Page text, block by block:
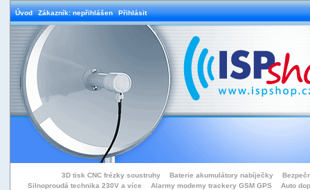
Úvod Zákazník: nepřihlášen Přihlásit
3D tisk CNC frézky soustruhy Baterie akumulátory nabíječky
Silnoproudá technika 230V a více
Alarmy modemy trackery GSM GPS
Auto